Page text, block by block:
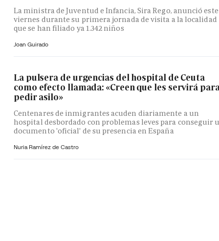
La ministra de Juventud e Infancia, Sira Rego, anunció este
viernes durante su primera jornada de visita a la localidad
que se han filiado ya 1.342 niños
Joan Guirado
La pulsera de urgencias del hospital de Ceuta
como efecto llamada: «Creen que les servirá
pedir asilo»
Centenares de inmigrantes acuden diariamente a un
hospital desbordado con problemas leves para conseguir
documento 'oficial' de su presencia en España
Nuria Ramírez de Castro